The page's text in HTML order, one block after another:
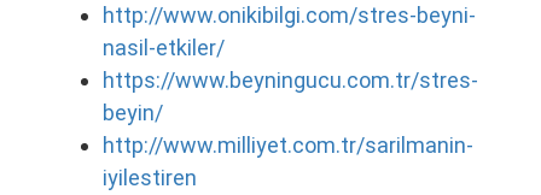
http://www.onikibilgi.com/stres-beyni-
nasil-etkiler/
https://www.beyningucu.com.tr/stres-
beyin/
http://www.milliyet.com.tr/sarilmanin-
iyilestiren